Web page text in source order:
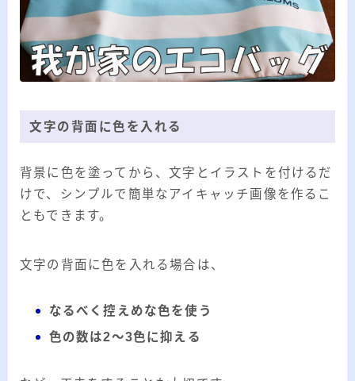
文字の背面に色を入れる
背景に色を塗ってから、文字とイラストを付けるだ
けで、シンプルで簡単なアイキャッチ画像を作るこ
ともできます。
文字の背面に色を入れる場合は、
なるべく控えめな色を使う
色の数は2～3色に抑える